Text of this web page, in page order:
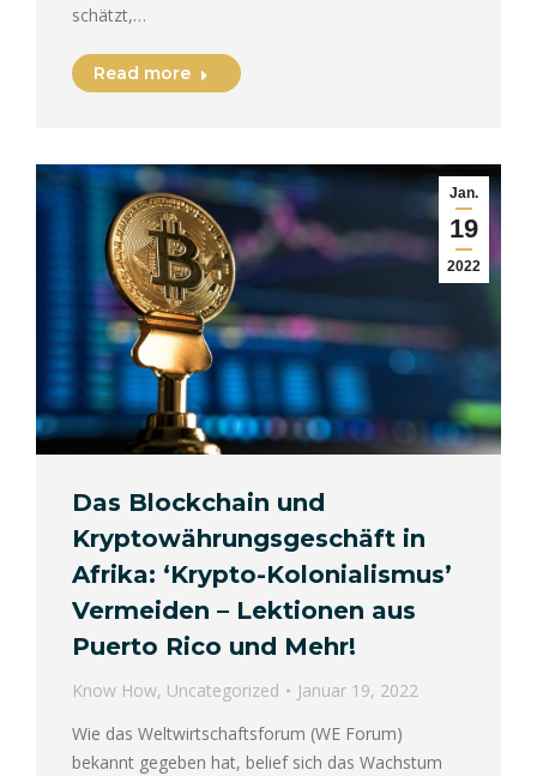
schätzt,…
Read more
Jan.
19
2022
Das Blockchain und
Kryptowährungsgeschäft in
Afrika: ‘Krypto-Kolonialismus’
Vermeiden – Lektionen aus
Puerto Rico und Mehr!
Know How, Uncategorized
Januar 19, 2022
Wie das Weltwirtschaftsforum (WE Forum)
bekannt gegeben hat, belief sich das Wachstum